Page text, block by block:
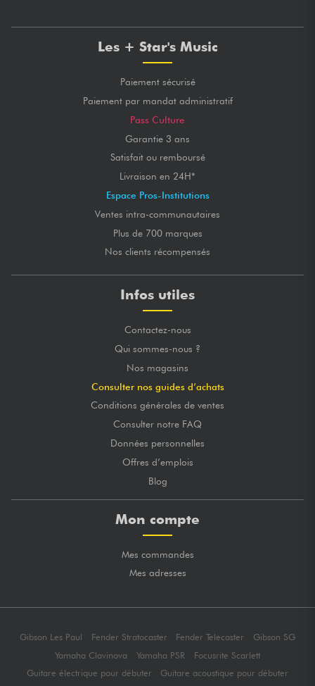
Les + Star's Music
Paiement sécurisé
Paiement par mandat administratif
Pass Culture
Garantie 3 ans
Satisfait ou remboursé
Livraison en 24H*
Espace Pros-Institutions
Ventes intra-communautaires
Plus de 700 marques
Nos clients récompensés
Infos utiles
Contactez-nous
Qui sommes-nous ?
Nos magasins
Consulter nos guides d’achats
Conditions générales de ventes
Consulter notre FAQ
Données personnelles
Offres d’emplois
Blog
Mon compte
Mes commandes
Mes adresses
Gibson Les Paul Fender Stratocaster Fender Telecaster
Gibson SG
Yamaha Clavinova
Yamaha PSR
Focusrite Scarlett
Guitare électrique pour débuter
Guitare acoustique pour débuter